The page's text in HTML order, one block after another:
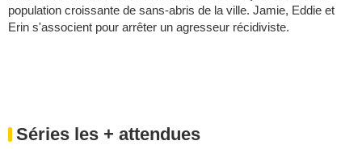
population croissante de sans-abris de la ville. Jamie, Eddie et
Erin s'associent pour arrêter un agresseur récidiviste.
Séries les + attendues